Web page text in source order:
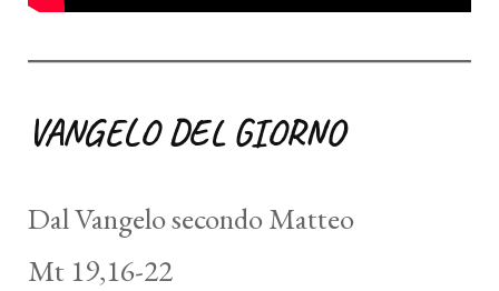
VANGELO DEL GIORNO
Dal Vangelo secondo Matteo
Mt 19,16-22